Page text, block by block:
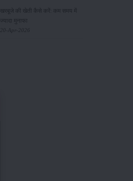
खरबूजे की खेती कैसे करें: कम समय में
ज्यादा मुनाफा
20-Apr-2026